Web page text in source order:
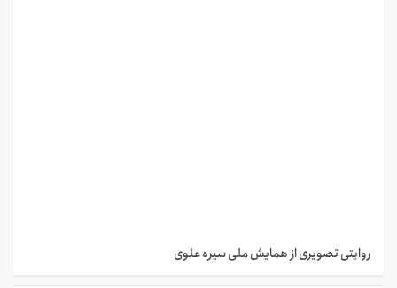
روایتی تصویری از همایش ملی سیره علوی